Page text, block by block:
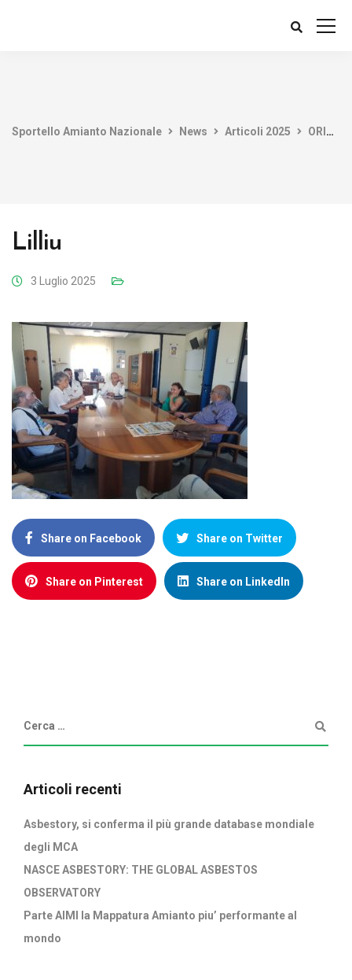
Sportello Amianto Nazionale News Articoli 2025 ORISTANO: INCONTRO ISTITUZIONALE TRA ASL E ASSOCIAZIONE EX ESPOSTI AMIANTO SARDEGNA. PRIORITÀ A SORVEGLIANZA SANITARIA E TUTELA DEI FAMILIARI
Lilliu
3 Luglio 2025
Share on Facebook Share on Twitter
Share on Pinterest Share on LinkedIn
Articoli recenti
Asbestory, si conferma il più grande database mondiale
degli MCA
NASCE ASBESTORY: THE GLOBAL ASBESTOS
OBSERVATORY
Parte AIMI la Mappatura Amianto piu’ performante al
mondo